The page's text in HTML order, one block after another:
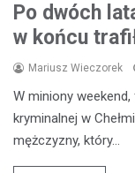
Po dwóch
w końcu
Mariusz Wieczorek
W miniony
kryminalnej w
mężczyzny, który…